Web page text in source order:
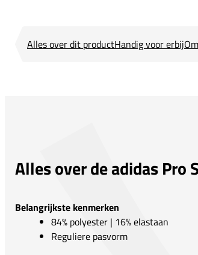
Alles over dit productHandig voor erbij
Alles over de adidas Pro
Belangrijkste kenmerken
84% polyester | 16% elastaan
Reguliere pasvorm